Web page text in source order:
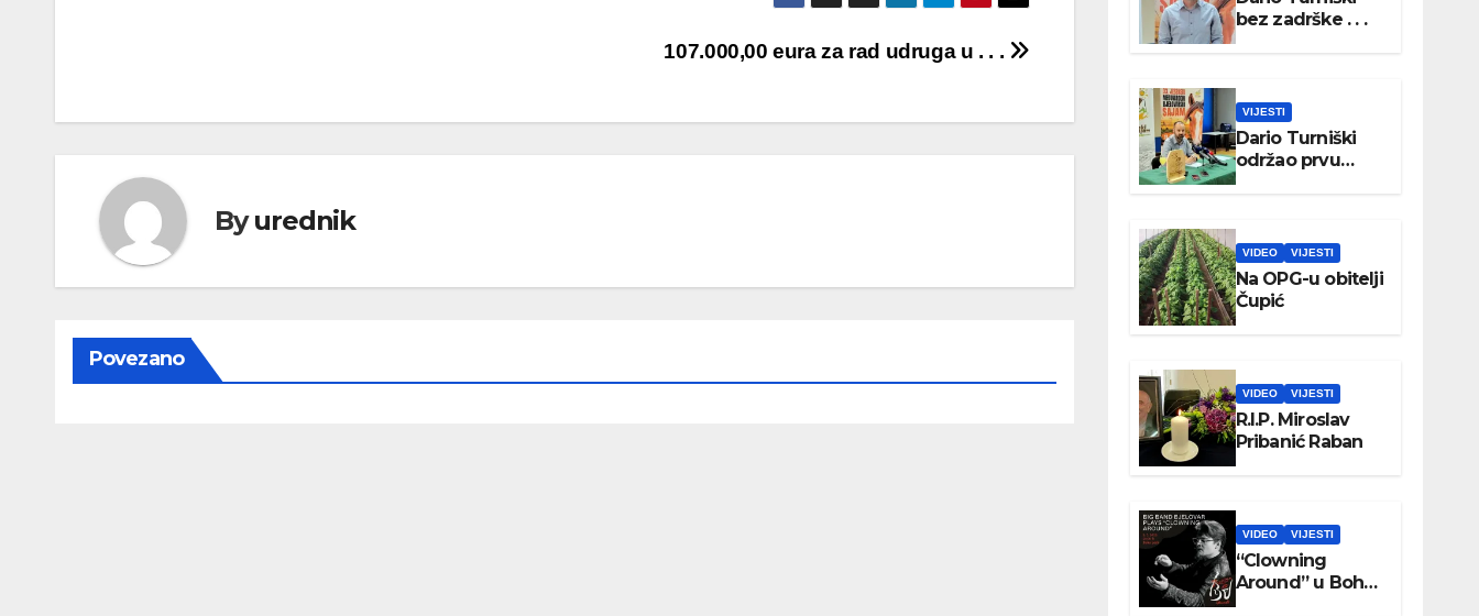
107.000,00 eura za rad udruga u . . .
Byurednik
Povezano
bez zadrške . . .
VIJESTI
Dario Turniški
održao prvu
konferenciju za
VIDEO VIJESTI
Na OPG-u obitelji
Čupić
VIDEO VIJESTI
R.I.P. Miroslav
Pribanić Raban
VIDEO VIJESTI
“Clowning
Around” u Boho
parku